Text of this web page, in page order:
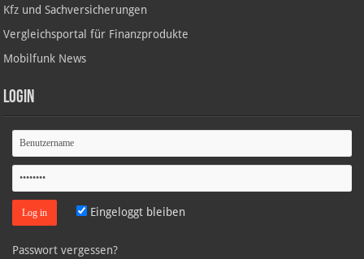
Kfz und Sachversicherungen
Vergleichsportal für Finanzprodukte
Mobilfunk News
Login
Eingeloggt bleiben
Passwort vergessen?